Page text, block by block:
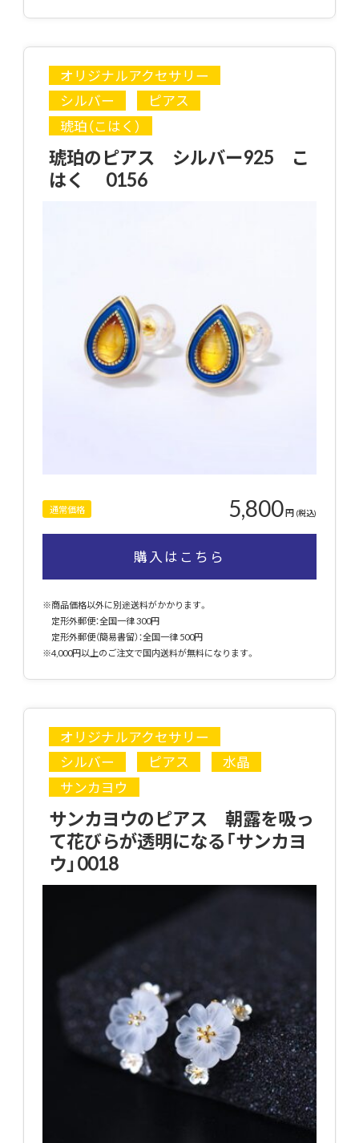
オリジナルアクセサリー
シルバー
ピアス
琥珀（こはく）
琥珀のピアス シルバー925 こ
はく 0156
通常価格 5,800円 (税込)
購入はこちら
※商品価格以外に別途送料がかかります。
定形外郵便：全国一律 300円
定形外郵便（簡易書留）：全国一律 500円
※4,000円以上のご注文で国内送料が無料になります。
オリジナルアクセサリー
シルバー
ピアス
水晶
サンカヨウ
サンカヨウのピアス 朝露を吸っ
て花びらが透明になる「サンカヨ
ウ」0018